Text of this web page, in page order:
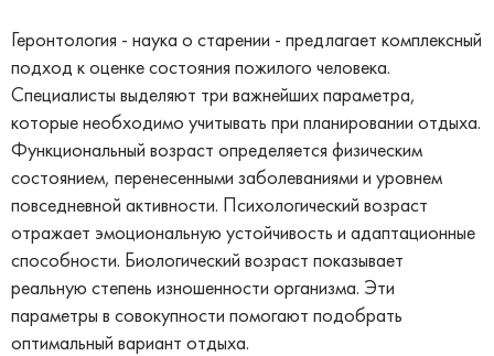
Геронтология - наука о старении - предлагает комплексный
подход к оценке состояния пожилого человека.
Специалисты выделяют три важнейших параметра,
которые необходимо учитывать при планировании отдыха.
Функциональный возраст определяется физическим
состоянием, перенесенными заболеваниями и уровнем
повседневной активности. Психологический возраст
отражает эмоциональную устойчивость и адаптационные
способности. Биологический возраст показывает
реальную степень изношенности организма. Эти
параметры в совокупности помогают подобрать
оптимальный вариант отдыха.